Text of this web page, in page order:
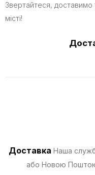
Звертайтеся,
місті!
Доставка Наша
або Новою